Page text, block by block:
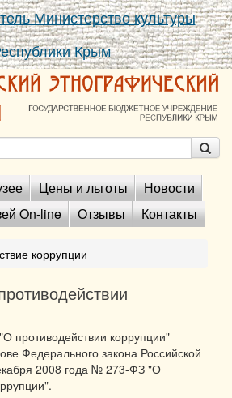
Министерство культуры
Крым
Цены и льготы
Новости
On-line Отзывы Контакты
коррупции
противодействии коррупции"
Федерального закона Российской
2008 года № 273-ФЗ "О